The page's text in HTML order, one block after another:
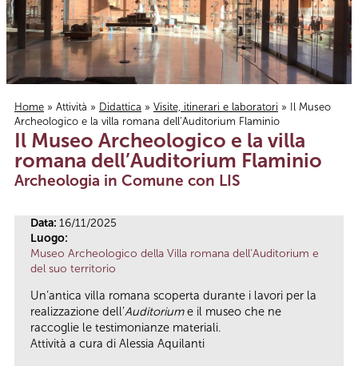
Tu sei qui
Home » Attività » Didattica » Visite, itinerari e laboratori » Il Museo
Archeologico e la villa romana dell’Auditorium Flaminio
Il Museo Archeologico e la villa
romana dell’Auditorium Flaminio
Archeologia in Comune con LIS
Data: 16/11/2025
Luogo:
Museo Archeologico della Villa romana dell’Auditorium e
del suo territorio
Un’antica villa romana scoperta durante i lavori per la
realizzazione dell’Auditoriume il museo che ne
raccoglie le testimonianze materiali.
Attività a cura di Alessia Aquilanti